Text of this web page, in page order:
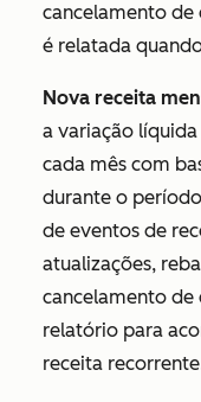
cancelamento de
é relatada
Nova receita
a variação
cada mês com
durante o
de eventos de
atualizações,
cancelamento de
relatório para
receita